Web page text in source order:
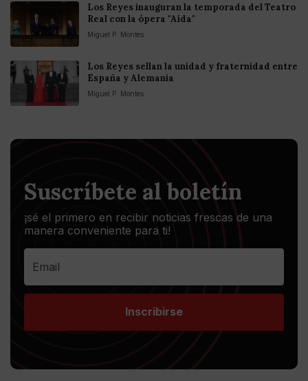
Los Reyes inauguran la temporada del Teatro
Real con la ópera "Aída"
Miguel P. Montes
Los Reyes sellan la unidad y fraternidad entre
España y Alemania
Miguel P. Montes
Suscríbete al boletín
¡sé el primero en recibir noticias frescas de una
manera conveniente para ti!
Inscribirse